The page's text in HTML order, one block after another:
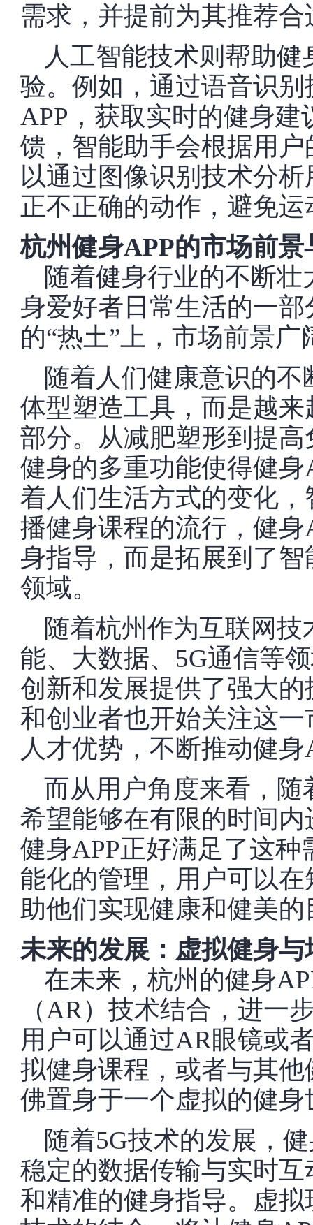
需求，并提前为其推荐
人工智能技术则帮助
验。例如，通过语音识
APP，获取实时的健身
馈，智能助手会根据用
以通过图像识别技术分
正不正确的动作，避免运
杭州健身APP的市场前景
随着健身行业的不断
身爱好者日常生活的一
的“热土”上，市场前景
随着人们健康意识的
体型塑造工具，而是越
部分。从减肥塑形到提
健身的多重功能使得健
着人们生活方式的变化
播健身课程的流行，健
身指导，而是拓展到了
领域。
随着杭州作为互联网
能、大数据、5G通信等
创新和发展提供了强大
和创业者也开始关注这
人才优势，不断推动健
而从用户角度来看，
希望能够在有限的时间
健身APP正好满足了这
能化的管理，用户可以
助他们实现健康和健美的
未来的发展：虚拟健身
在未来，杭州的健身
（AR）技术结合，进一
用户可以通过AR眼镜或
拟健身课程，或者与其
佛置身于一个虚拟的健身
随着5G技术的发展，
稳定的数据传输与实时
和精准的健身指导。虚